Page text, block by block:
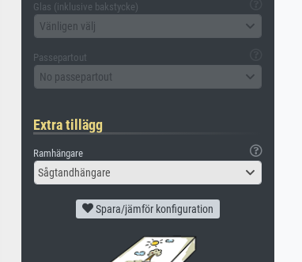
Glas (inklusive bakstycke)
Vänligen välj
Passepartout
No passepartout
Extra tillägg
Ramhängare
Sågtandhängare
Spara/jämför konfiguration